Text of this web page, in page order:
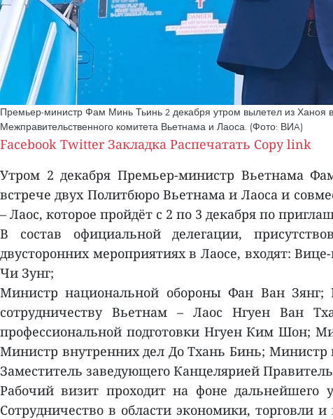
Премьер-министр Фам Минь Тьинь 2 декабря утром вылетел из Ханоя
Межправительственного комитета Вьетнама и Лаоса. (Фото: ВИA)
Facebook Twitter Закладка Распечатать Copy link
Утром 2 декабря Премьер-министр Вьетнама
встрече двух Политбюро Вьетнама и Лаоса и
– Лаос, которое пройдёт с 2 по 3 декабря по
В состав официальной делегации,
двусторонних мероприятиях в Лаосе, входят:
Чи Зунг;
Министр национальной обороны Фан Ван
сотрудничеству Вьетнам – Лаос Нгуен Ван
профессиональной подготовки Нгуен Ким Шон;
Министр внутренних дел До Тхань Бинь; Министр
Заместитель заведующего Канцелярией
Рабочий визит проходит на фоне дальнейшего
Сотрудничество в области экономики, торговли